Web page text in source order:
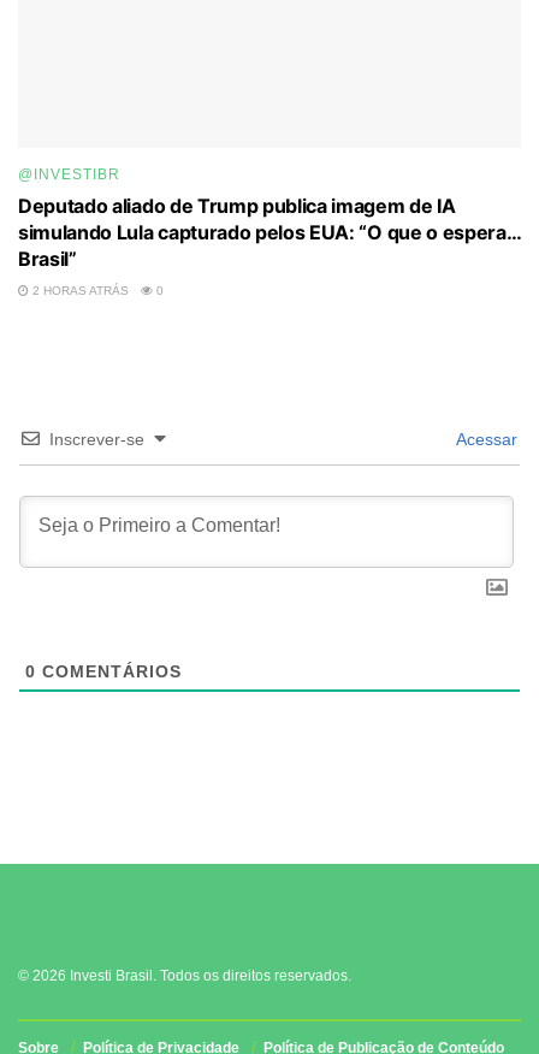
@INVESTIBR
Deputado aliado de Trump publica imagem de IA
simulando Lula capturado pelos EUA: “O que o espera…
Brasil”
2 HORAS ATRÁS 0
Inscrever-se Acessar
0 COMENTÁRIOS
© 2026 Investi Brasil. Todos os direitos reservados.
Sobre Política de Privacidade Política de Publicação de Conteúdo